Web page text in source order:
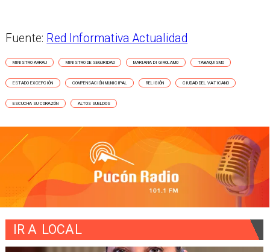
Fuente: Red Informativa Actualidad
MINISTRO ARRAU MINISTRO DE SEGURIDAD MARIANA DI GIROLAMO TABAQUISMO
ESTADO EXCEPCIÓN COMPENSACIÓN MUNICIPAL RELIGIÓN CIUDAD DEL VATICANO
ESCUCHA SU CORAZÓN ALTOS SUELDOS
IR A LOCAL